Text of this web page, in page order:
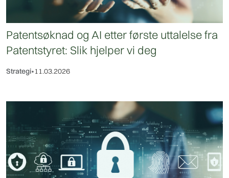
Patentsøknad og AI etter første uttalelse fra
Patentstyret: Slik hjelper vi deg
Strategi•11.03.2026